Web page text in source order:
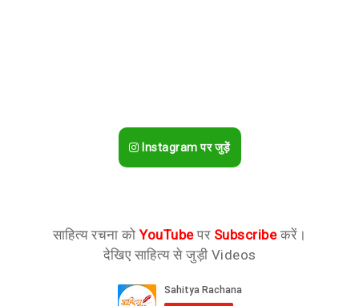
Instagram पर जुड़ें
साहित्य रचना कोYouTubeपर Subscribeकरें।
देखिए साहित्य से जुड़ी Videos